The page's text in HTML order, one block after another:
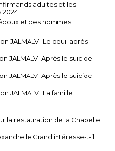
adultes et les
2024
et des hommes
JALMALV "Le deuil après
JALMALV "Après le suicide
JALMALV "Après le suicide
JALMALV "La famille
la restauration de la Chapelle
le Grand intéresse-t-il